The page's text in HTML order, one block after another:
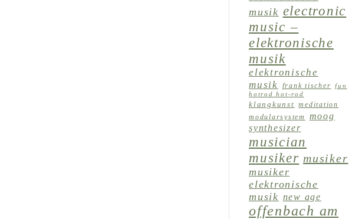
musik electronic
music –
elektronische
musik
elektronische
musik
frank tischer fun
hotrod hot-rod
klangkunst meditation
modularsystem
moog
synthesizer
musician
musiker musiker
musiker
elektronische
musik new age
offenbach am